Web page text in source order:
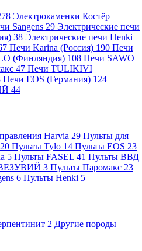
Электрокаменки Костёр
Sangens 29 Электрические печи
38 Электрические печи Henki
Печи Karina (Россия) 190 Печи
(Финляндия) 108 Печи SAWO
47 Печи TULIKIVI
Печи EOS (Германия) 124
44
Harvia 29 Пульты для
20 Пульты Tylo 14 Пульты EOS 23
5 Пульты FASEL 41 Пульты ВВД
3 Пульты Паромакс 23
6 Пульты Henki 5
2 Другие породы